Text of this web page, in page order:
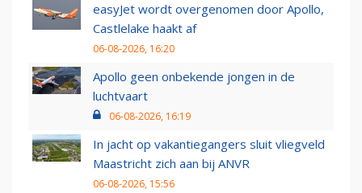
easyJet wordt overgenomen door Apollo,
Castlelake haakt af
06-08-2026, 16:20
Apollo geen onbekende jongen in de
luchtvaart
06-08-2026, 16:19
In jacht op vakantiegangers sluit vliegveld
Maastricht zich aan bij ANVR
06-08-2026, 15:56